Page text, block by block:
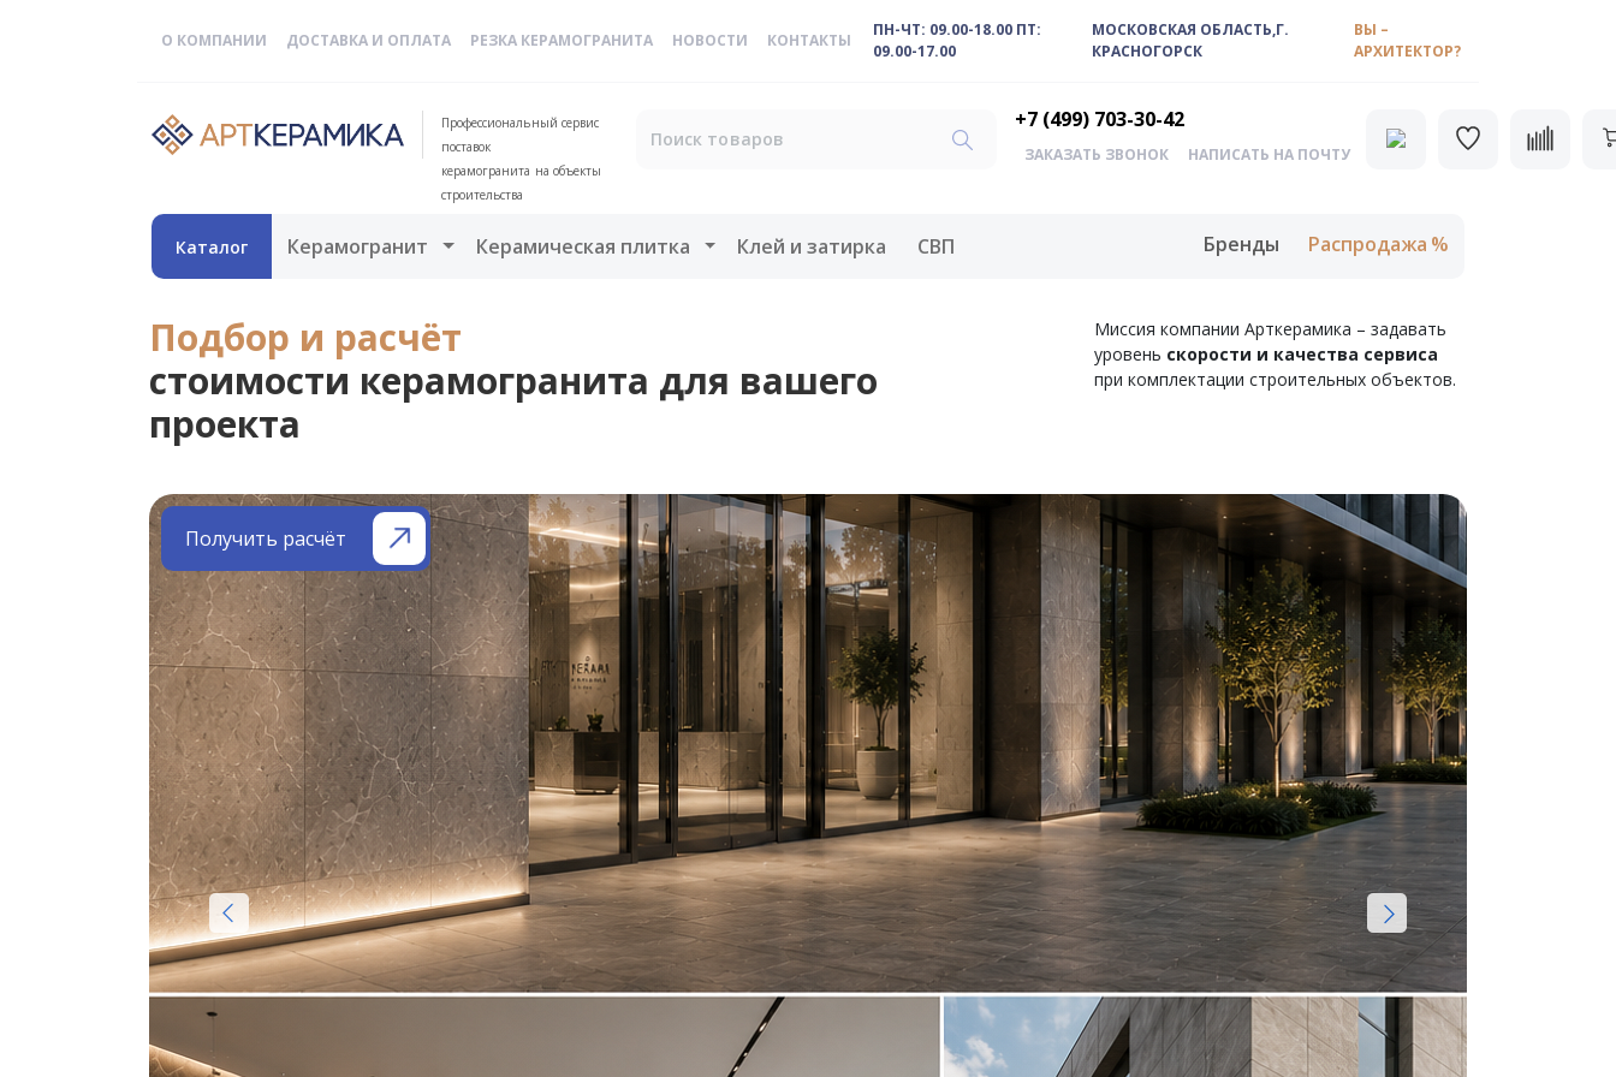
О КОМПАНИИ ДОСТАВКА И ОПЛАТА РЕЗКА КЕРАМОГРАНИТА НОВОСТИ КОНТАКТЫ
ПН-ЧТ: 09.00-18.00 ПТ:
09.00-17.00
МОСКОВСКАЯ ОБЛАСТЬ,Г.
КРАСНОГОРСК
ВЫ –
АРХИТЕКТОР?
Профессиональный сервис
поставок
керамогранита на объекты
строительства
+7 (499) 703-30-42
ЗАКАЗАТЬ ЗВОНОК НАПИСАТЬ НА ПОЧТУ
Каталог Керамогранит Открыть меню
Керамическая плитка Открыть меню
Клей и затирка СВП Бренды Распродажа
Подбор и расчёт
стоимости керамогранита для вашего
проекта
Миссия компании Арткерамика – задавать
уровень скорости и качества сервиса
при комплектации строительных объектов.
Получить расчёт